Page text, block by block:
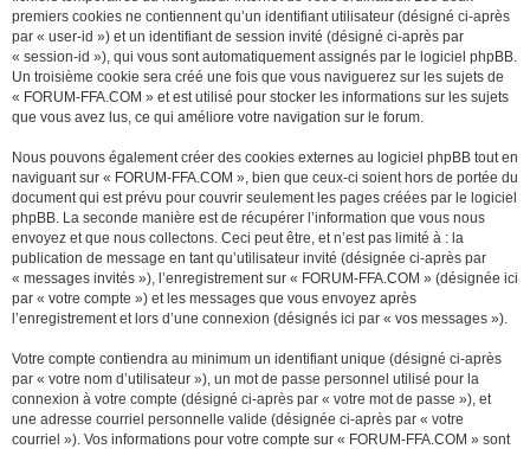
premiers cookies ne contiennent qu’un identifiant utilisateur (désigné ci-après
par « user-id ») et un identifiant de session invité (désigné ci-après par
« session-id »), qui vous sont automatiquement assignés par le logiciel phpBB.
Un troisième cookie sera créé une fois que vous naviguerez sur les sujets de
« FORUM-FFA.COM » et est utilisé pour stocker les informations sur les sujets
que vous avez lus, ce qui améliore votre navigation sur le forum.
Nous pouvons également créer des cookies externes au logiciel phpBB tout en
naviguant sur « FORUM-FFA.COM », bien que ceux-ci soient hors de portée du
document qui est prévu pour couvrir seulement les pages créées par le logiciel
phpBB. La seconde manière est de récupérer l’information que vous nous
envoyez et que nous collectons. Ceci peut être, et n’est pas limité à : la
publication de message en tant qu’utilisateur invité (désignée ci-après par
« messages invités »), l’enregistrement sur « FORUM-FFA.COM » (désignée ici
par « votre compte ») et les messages que vous envoyez après
l’enregistrement et lors d’une connexion (désignés ici par « vos messages »).
Votre compte contiendra au minimum un identifiant unique (désigné ci-après
par « votre nom d’utilisateur »), un mot de passe personnel utilisé pour la
connexion à votre compte (désigné ci-après par « votre mot de passe »), et
une adresse courriel personnelle valide (désignée ci-après par « votre
courriel »). Vos informations pour votre compte sur « FORUM-FFA.COM » sont